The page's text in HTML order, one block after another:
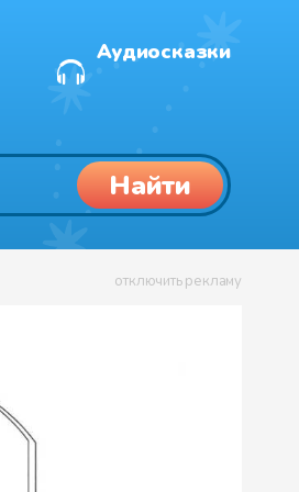
Аудиосказки
Найти
отключить рекламу